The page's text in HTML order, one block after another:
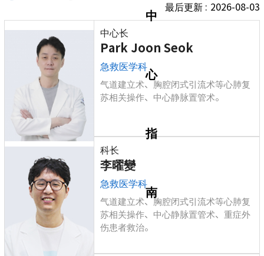
中
心
指
南
最后更新 : 2026-08-03
中心长
Park Joon Seok
急救医学科
气道建立术、胸腔闭式引流术等心肺复
苏相关操作、中心静脉置管术。
科长
李曜變
急救医学科
气道建立术、胸腔闭式引流术等心肺复
苏相关操作、中心静脉置管术、重症外
伤患者救治。